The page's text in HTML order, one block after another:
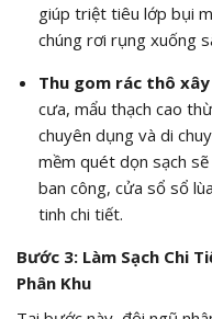
giúp triệt tiêu lớp bụi
chúng rơi rụng xuống
Thu gom rác thô
cưa, mẩu thạch cao
chuyên dụng và di
mềm quét dọn sạch
ban công, cửa sổ sổ
tinh chi tiết.
Bước 3: Làm Sạch Chi
Phân Khu